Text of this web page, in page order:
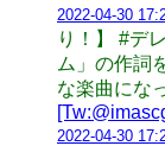
2022-04-30
り！】 #デ
ム」の作詞
な楽曲にな
2022-04-30